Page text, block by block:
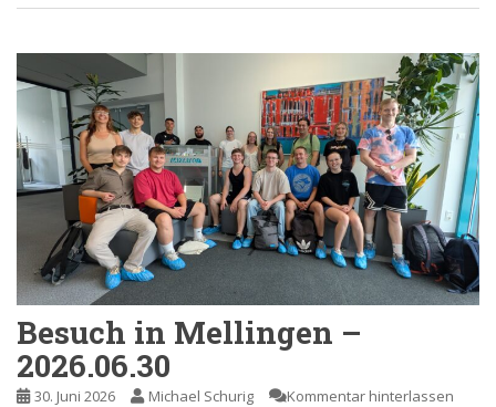
Besuch in Mellingen –
2026.06.30
30. Juni 2026 Michael Schurig Kommentar hinterlassen